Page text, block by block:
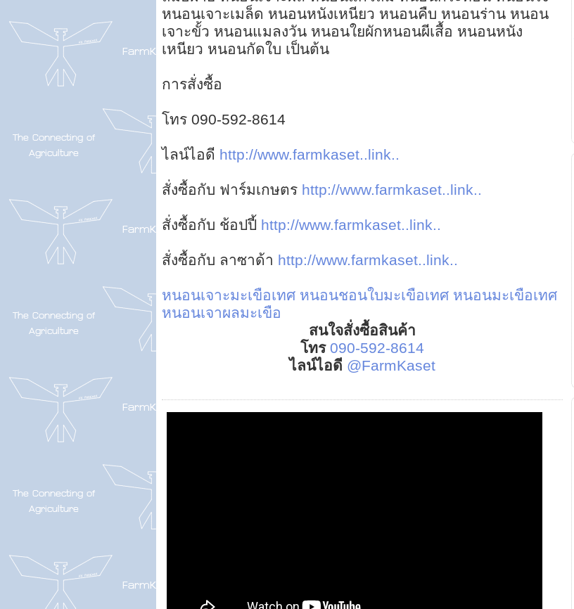
หนอนเจาะเมล็ด หนอนหนังเหนียว หนอนคืบ หนอนร่าน หนอน
เจาะขั้ว หนอนแมลงวัน หนอนใยผักหนอนผีเสื้อ หนอนหนัง
เหนียว หนอนกัดใบ เป็นต้น
การสั่งซื้อ
โทร 090-592-8614
ไลน์ไอดี http://www.farmkaset..link..
สั่งซื้อกับ ฟาร์มเกษตร http://www.farmkaset..link..
สั่งซื้อกับ ช้อปปี้ http://www.farmkaset..link..
สั่งซื้อกับ ลาซาด้า http://www.farmkaset..link..
หนอนเจาะมะเขือเทศ หนอนชอนใบมะเขือเทศ หนอนมะเขือเทศ
หนอนเจาผลมะเขือ
สนใจสั่งซื้อสินค้า
โทร 090-592-8614
ไลน์ไอดี @FarmKaset